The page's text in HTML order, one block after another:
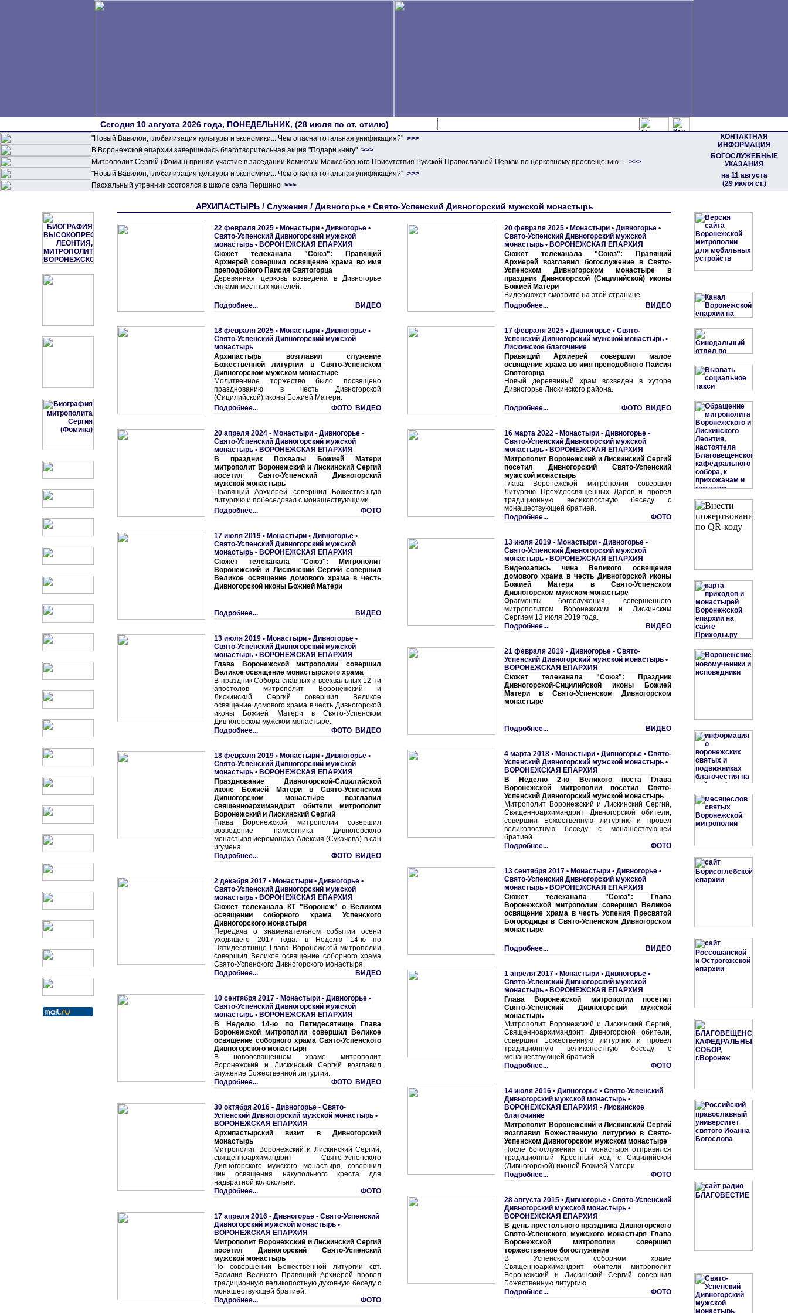
Сегодня 10 августа 2026 года, ПОНЕДЕЛЬНИК, (28 июля по ст. стилю)
"Новый Вавилон, глобализация культуры и экономики... Чем опасна тотальная унификация?" >>>
КОНТАКТНАЯ
ИНФОРМАЦИЯ
БОГОСЛУЖЕБНЫЕ
УКАЗАНИЯ
на 11 августа
(29 июля ст.)
В Воронежской епархии завершилась благотворительная акция "Подари книгу" >>>
Митрополит Сергий (Фомин) принял участие в заседании Комиссии Межсоборного Присутствия Русской Православной Церкви по церковному просвещению ... >>>
"Новый Вавилон, глобализация культуры и экономики... Чем опасна тотальная унификация?" >>>
Пасхальный утренник состоялся в школе села Першино >>>
АРХИПАСТЫРЬ / Служения / Дивногорье • Свято-Успенский Дивногорский мужской монастырь
22 февраля 2025 • Монастыри • Дивногорье •
Свято-Успенский Дивногорский мужской
монастырь • ВОРОНЕЖСКАЯ ЕПАРХИЯ
Сюжет телеканала "Союз": Правящий
Архиерей совершил освящение храма во имя
преподобного Паисия Святогорца
Деревянная церковь возведена в Дивногорье
силами местных жителей.
Подробнее... ВИДЕО
18 февраля 2025 • Монастыри • Дивногорье •
Свято-Успенский Дивногорский мужской
монастырь
Архипастырь возглавил служение
Божественной литургии в Свято-Успенском
Дивногорском мужском монастыре
Молитвенное торжество было посвящено
празднованию в честь Дивногорской
(Сицилийской) иконы Божией Матери.
Подробнее...
ФОТО ВИДЕО
20 апреля 2024 • Монастыри • Дивногорье •
Свято-Успенский Дивногорский мужской
монастырь • ВОРОНЕЖСКАЯ ЕПАРХИЯ
В праздник Похвалы Божией Матери
митрополит Воронежский и Лискинский Сергий
посетил Свято-Успенский Дивногорский
мужской монастырь
Правящий Архиерей совершил Божественную
литургию и побеседовал с монашествующими.
Подробнее...
ФОТО
17 июля 2019 • Монастыри • Дивногорье •
Свято-Успенский Дивногорский мужской
монастырь • ВОРОНЕЖСКАЯ ЕПАРХИЯ
Сюжет телеканала "Союз": Митрополит
Воронежский и Лискинский Сергий совершил
Великое освящение домового храма в честь
Дивногорской иконы Божией Матери
Подробнее... ВИДЕО
13 июля 2019 • Монастыри • Дивногорье •
Свято-Успенский Дивногорский мужской
монастырь • ВОРОНЕЖСКАЯ ЕПАРХИЯ
Глава Воронежской митрополии совершил
Великое освящение монастырского храма
В праздник Собора славных и всехвальных 12-ти
апостолов митрополит Воронежский и
Лискинский Сергий совершил Великое
освящение домового храма в честь Дивногорской
иконы Божией Матери в Свято-Успенском
Дивногорском мужском монастыре.
Подробнее...
ФОТО ВИДЕО
18 февраля 2019 • Монастыри • Дивногорье •
Свято-Успенский Дивногорский мужской
монастырь • ВОРОНЕЖСКАЯ ЕПАРХИЯ
Празднование Дивногорской-Сицилийской
иконе Божией Матери в Свято-Успенском
Дивногорском монастыре возглавил
священноархимандрит обители митрополит
Воронежский и Лискинский Сергий
Глава Воронежской митрополии совершил
возведение наместника Дивногорского
монастыря иеромонаха Алексия (Сукачева) в сан
игумена.
Подробнее...
ФОТО ВИДЕО
2 декабря 2017 • Монастыри • Дивногорье •
Свято-Успенский Дивногорский мужской
монастырь • ВОРОНЕЖСКАЯ ЕПАРХИЯ
Сюжет телеканала КТ "Воронеж" о Великом
освящении соборного храма Успенского
Дивногорского монастыря
Передача о знаменательном событии осени
уходящего 2017 года: в Неделю 14-ю по
Пятидесятнице Глава Воронежской митрополии
совершил Великое освящение соборного храма
Свято-Успенского Дивногорского монастыря.
Подробнее...
ВИДЕО
10 сентября 2017 • Монастыри • Дивногорье •
Свято-Успенский Дивногорский мужской
монастырь • ВОРОНЕЖСКАЯ ЕПАРХИЯ
В Неделю 14-ю по Пятидесятнице Глава
Воронежской митрополии совершил Великое
освящение соборного храма Свято-Успенского
Дивногорского монастыря
В новоосвященном храме митрополит
Воронежский и Лискинский Сергий возглавил
служение Божественной литургии.
Подробнее...
ФОТО ВИДЕО
30 октября 2016 • Дивногорье • Свято-
Успенский Дивногорский мужской монастырь •
ВОРОНЕЖСКАЯ ЕПАРХИЯ
Архипастырский визит в Дивногорский
монастырь
Митрополит Воронежский и Лискинский Сергий,
священноархимандрит Свято-Успенского
Дивногорского мужского монастыря, совершил
чин освящения накупольного креста для
надвратной колокольни.
Подробнее...
ФОТО
17 апреля 2016 • Дивногорье • Свято-Успенский
Дивногорский мужской монастырь •
ВОРОНЕЖСКАЯ ЕПАРХИЯ
Митрополит Воронежский и Лискинский Сергий
посетил Дивногорский Свято-Успенский
мужской монастырь
По совершении Божественной литургии свт.
Василия Великого Правящий Архиерей провел
традиционную великопостную духовную беседу с
монашествующей братией.
Подробнее...
ФОТО
20 февраля 2025 • Монастыри • Дивногорье •
Свято-Успенский Дивногорский мужской
монастырь • ВОРОНЕЖСКАЯ ЕПАРХИЯ
Сюжет телеканала "Союз": Правящий
Архиерей возглавил богослужение в Свято-
Успенском Дивногорском монастыре в
праздник Дивногорской (Сицилийской) иконы
Божией Матери
Видеосюжет смотрите на этой странице.
Подробнее...
ВИДЕО
17 февраля 2025 • Дивногорье • Свято-
Успенский Дивногорский мужской монастырь •
Лискинское благочиние
Правящий Архиерей совершил малое
освящение храма во имя преподобного Паисия
Святогорца
Новый деревянный храм возведен в хуторе
Дивногорье Лискинского района.
Подробнее... ФОТО ВИДЕО
16 марта 2022 • Монастыри • Дивногорье •
Свято-Успенский Дивногорский мужской
монастырь • ВОРОНЕЖСКАЯ ЕПАРХИЯ
Митрополит Воронежский и Лискинский Сергий
посетил Дивногорский Свято-Успенский
мужской монастырь
Глава Воронежской митрополии совершил
Литургию Преждеосвященных Даров и провел
традиционную великопостную беседу с
монашествующей братией.
Подробнее...
ФОТО
13 июля 2019 • Монастыри • Дивногорье •
Свято-Успенский Дивногорский мужской
монастырь • ВОРОНЕЖСКАЯ ЕПАРХИЯ
Видеозапись чина Великого освящения
домового храма в честь Дивногорской иконы
Божией Матери в Свято-Успенском
Дивногорском мужском монастыре
Фрагменты богослужения, совершенного
митрополитом Воронежским и Лискинским
Сергием 13 июля 2019 года.
Подробнее...
ВИДЕО
21 февраля 2019 • Дивногорье • Свято-
Успенский Дивногорский мужской монастырь •
ВОРОНЕЖСКАЯ ЕПАРХИЯ
Сюжет телеканала "Союз": Праздник
Дивногорской-Сицилийской иконы Божией
Матери в Свято-Успенском Дивногорском
монастыре
Подробнее... ВИДЕО
4 марта 2018 • Монастыри • Дивногорье • Свято-
Успенский Дивногорский мужской монастырь •
ВОРОНЕЖСКАЯ ЕПАРХИЯ
В Неделю 2-ю Великого поста Глава
Воронежской митрополии посетил Свято-
Успенский Дивногорский мужской монастырь
Митрополит Воронежский и Лискинский Сергий,
Священноархимандрит Дивногорской обители,
совершил Божественную литургию и провел
великопостную беседу с монашествующей
братией.
Подробнее...
ФОТО
13 сентября 2017 • Монастыри • Дивногорье •
Свято-Успенский Дивногорский мужской
монастырь • ВОРОНЕЖСКАЯ ЕПАРХИЯ
Сюжет телеканала "Союз": Глава
Воронежской митрополии совершил Великое
освящение храма в честь Успения Пресвятой
Богородицы в Свято-Успенском Дивногорском
монастыре
Подробнее... ВИДЕО
1 апреля 2017 • Монастыри • Дивногорье •
Свято-Успенский Дивногорский мужской
монастырь • ВОРОНЕЖСКАЯ ЕПАРХИЯ
Глава Воронежской митрополии посетил
Свято-Успенский Дивногорский мужской
монастырь
Митрополит Воронежский и Лискинский Сергий,
Священноархимандрит Дивногорской обители,
совершил Божественную литургию и провел
традиционную великопостную беседу с
монашествующей братией.
Подробнее...
ФОТО
14 июля 2016 • Дивногорье • Свято-Успенский
Дивногорский мужской монастырь •
ВОРОНЕЖСКАЯ ЕПАРХИЯ • Лискинское
благочиние
Митрополит Воронежский и Лискинский Сергий
возглавил Божественную литургию в Свято-
Успенском Дивногорском мужском монастыре
После богослужения от монастыря отправился
традиционный Крестный ход с Сицилийской
(Дивногорской) иконой Божией Матери.
Подробнее...
ФОТО
28 августа 2015 • Дивногорье • Свято-Успенский
Дивногорский мужской монастырь •
ВОРОНЕЖСКАЯ ЕПАРХИЯ
В день престольного праздника Дивногорского
Свято-Успенского мужского монастыря Глава
Воронежской митрополии совершил
торжественное богослужение
В Успенском соборном храме
Священноархимандрит обители митрополит
Воронежский и Лискинский Сергий совершил
Божественную литургию.
Подробнее...
ФОТО